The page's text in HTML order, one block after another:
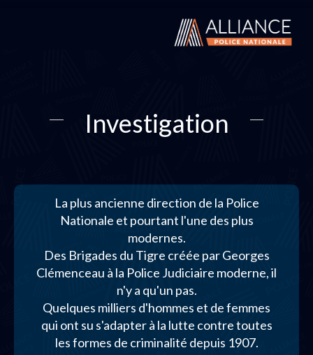
Investigation
La plus ancienne direction de la Police
Nationale et pourtant l'une des plus
modernes.
Des Brigades du Tigre créée par Georges
Clémenceau à la Police Judiciaire moderne, il
n'y a qu'un pas.
Quelques milliers d'hommes et de femmes
qui ont su s'adapter à la lutte contre toutes
les formes de criminalité depuis 1907.